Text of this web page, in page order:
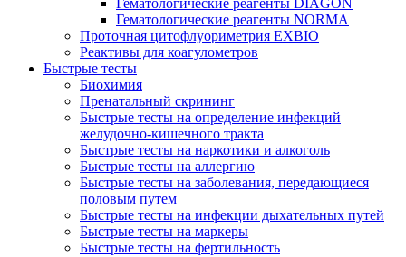
Гематологические реагенты DIAGON
Гематологические реагенты NORMA
Проточная цитофлуориметрия EXBIO
Реактивы для коагулометров
Быстрые тесты
Биохимия
Пренатальный скрининг
Быстрые тесты на определение инфекций
желудочно-кишечного тракта
Быстрые тесты на наркотики и алкоголь
Быстрые тесты на аллергию
Быстрые тесты на заболевания, передающиеся
половым путем
Быстрые тесты на инфекции дыхательных путей
Быстрые тесты на маркеры
Быстрые тесты на фертильность